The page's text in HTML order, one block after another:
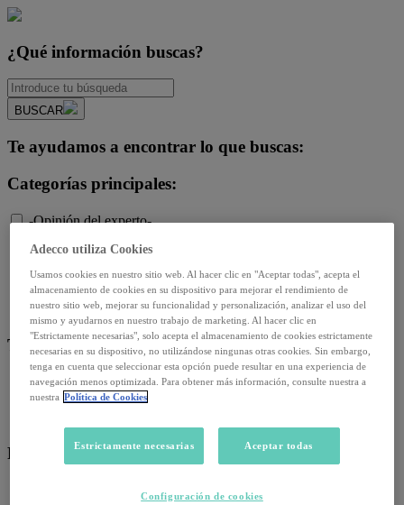
¿Qué información buscas?
BUSCAR
Te ayudamos a encontrar lo que buscas:
Categorías principales:
-Opinión del experto-
Empleo y relaciones laborales
Futuro del trabajo y tecnología
Salud y prevención
Talento y formación
Temas de actualidad:
Reformas laborales
Reskilling y upskilling
Recursos:
Adecco utiliza Cookies
Usamos cookies en nuestro sitio web. Al hacer clic en "Aceptar todas", acepta el
almacenamiento de cookies en su dispositivo para mejorar el rendimiento de
nuestro sitio web, mejorar su funcionalidad y personalización, analizar el uso del
mismo y ayudarnos en nuestro trabajo de marketing. Al hacer clic en
"Estrictamente necesarias", solo acepta el almacenamiento de cookies estrictamente
necesarias en su dispositivo, no utilizándose ningunas otras cookies. Sin embargo,
tenga en cuenta que seleccionar esta opción puede resultar en una experiencia de
navegación menos optimizada. Para obtener más información, consulte nuestra a
nuestra Política de Cookies
Estrictamente necesarias Aceptar todas
Configuración de cookies